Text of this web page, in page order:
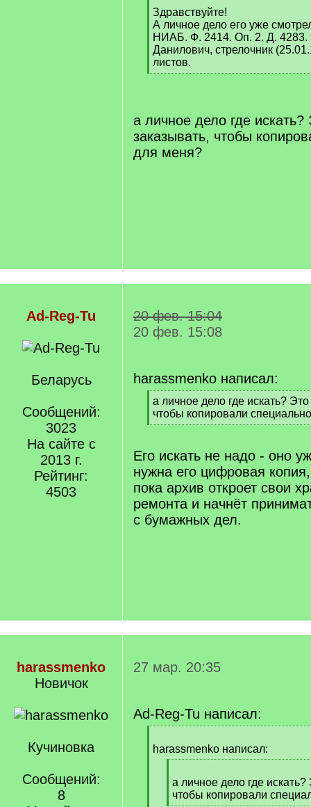
]
Здравствуйте!
А личное дело его уже
НИАБ. Ф. 2414. Оп. 2. Д. 4283.
Данилович, стрелочник
листов.
[
а личное дело где искать?
заказывать, чтобы
для меня?
Ad-Reg-Tu
Беларусь
Сообщений:
3023
На сайте с
2013 г.
Рейтинг:
4503
20 фев. 15:04
20 фев. 15:08
harassmenko написал:
[
q
]
а личное дело где искать?
чтобы копировали
[
q
]
Его искать не надо - оно
нужна его цифровая
пока архив откроет свои
ремонта и начнёт
с бумажных дел.
harassmenko
Новичок
Кучиновка
Сообщений:
8
27 мар. 20:35
Ad-Reg-Tu написал:
q
harassmenko написал:
q
]
а личное дело где
чтобы копировали